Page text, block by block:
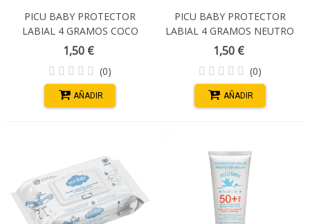
PICU BABY PROTECTOR
LABIAL 4 GRAMOS COCO
CON ROSA DE MOSQUETA
FPS15
1,50 €
(0)
AÑADIR
PICU BABY PROTECTOR
LABIAL 4 GRAMOS NEUTRO
CON ROSA DE MOSQUETA
FPS15
1,50 €
(0)
AÑADIR